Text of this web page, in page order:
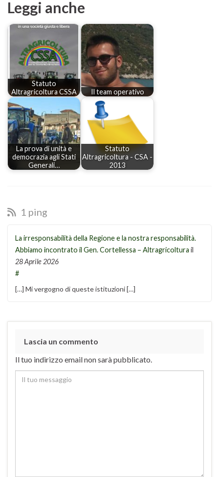
Leggi anche
Statuto
Altragricoltura CSSA
Il team operativo
La prova di unità e
democrazia agli Stati
Generali…
Statuto
Altragricoltura - CSA -
2013
1 ping
La irresponsabilità della Regione e la nostra responsabilità.
Abbiamo incontrato il Gen. Cortellessa – Altragricoltura il
28 Aprile 2026
#
[…] Mi vergogno di queste istituzioni […]
Lascia un commento
Il tuo indirizzo email non sarà pubblicato.